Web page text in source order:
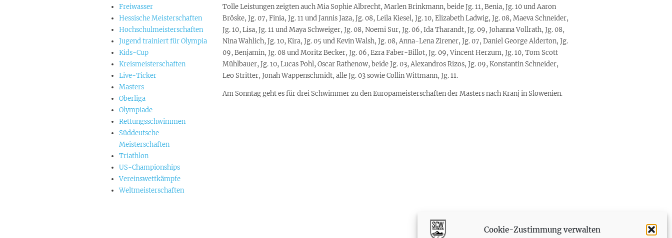
Cookie-Zustimmung verwalten
Tolle Leistungen zeigten auch Mia Sophie Albrecht, Marlen Brinkmann, beide Jg. 11, Benia, Jg. 10 und Aaron
Bröske, Jg. 07, Finia, Jg. 11 und Jannis Jaza, Jg. 08, Leila Kiesel, Jg. 10, Elizabeth Ladwig, Jg. 08, Maeva Schneider,
Jg. 10, Lisa, Jg. 11 und Maya Schweiger, Jg. 08, Noemi Sur, Jg. 06, Ida Tharandt, Jg. 09, Johanna Vollrath, Jg. 08,
Nina Wahlich, Jg. 10, Kira, Jg. 05 und Kevin Walsh, Jg. 08, Anna-Lena Zirener, Jg. 07, Daniel George Alderton, Jg.
09, Benjamin, Jg. 08 und Moritz Becker, Jg. 06, Ezra Faber-Billot, Jg. 09, Vincent Herzum, Jg. 10, Tom Scott
Mühlbauer, Jg. 10, Lucas Pohl, Oscar Rathenow, beide Jg. 03, Alexandros Rizos, Jg. 09, Konstantin Schneider,
Leo Stritter, Jonah Wappenschmidt, alle Jg. 03 sowie Collin Wittmann, Jg. 11.
Am Sonntag geht es für drei Schwimmer zu den Europameisterschaften der Masters nach Kranj in Slowenien.
Freiwasser
Hessische Meisterschaften
Hochschulmeisterschaften
Jugend trainiert für Olympia
Kids-Cup
Kreismeisterschaften
Live-Ticker
Masters
Oberliga
Olympiade
Rettungsschwimmen
Süddeutsche
Meisterschaften
Triathlon
US-Championships
Vereinswettkämpfe
Weltmeisterschaften